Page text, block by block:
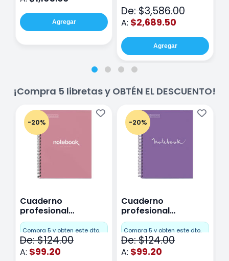
Agregar
De: $3,586.00
A: $2,689.50
Agregar
¡Compra 5 libretas y OBTÉN EL DESCUENTO!
-20%
Cuaderno
profesional
Miquelrius Emotions
Cuadro Chico 80
hojas Rosa
Compra 5 y obten este dto.
De: $124.00
A: $99.20
-20%
Cuaderno
profesional
Miquelrius Emotions
raya 80 hojas
Purpura
Compra 5 y obten este dto.
De: $124.00
A: $99.20